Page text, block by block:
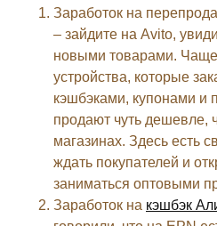
Заработок на
– зайдите на Avito,
новыми товарами.
устройства, которые
кэшбэками, купонами и
продают чуть дешевле,
магазинах. Здесь есть
ждать покупателей и
заниматься оптовыми
Заработок на кэшбэк